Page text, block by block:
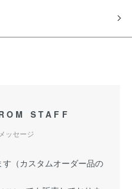
STAFF
ッセージ
（カスタムオーダー品の